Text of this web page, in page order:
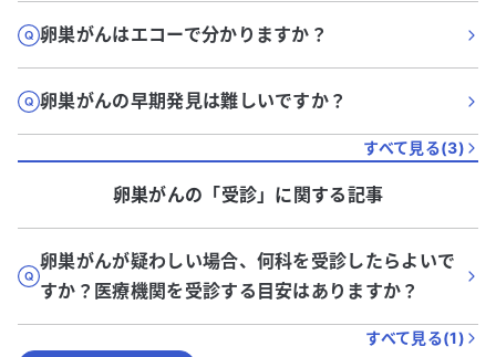
卵巣がんはエコーで分かりますか？
卵巣がんの早期発見は難しいですか？
すべて見る(3)
卵巣がんの「受診」に関する記事
卵巣がんが疑わしい場合、何科を受診したらよいで
すか？医療機関を受診する目安はありますか？
すべて見る(1)